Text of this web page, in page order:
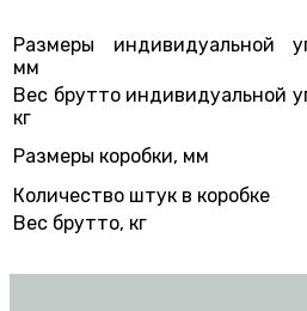
Размеры индивидуальной
мм
Вес брутто индивидуальной
кг
Размеры коробки, мм
Количество штук в коробке
Вес брутто, кг